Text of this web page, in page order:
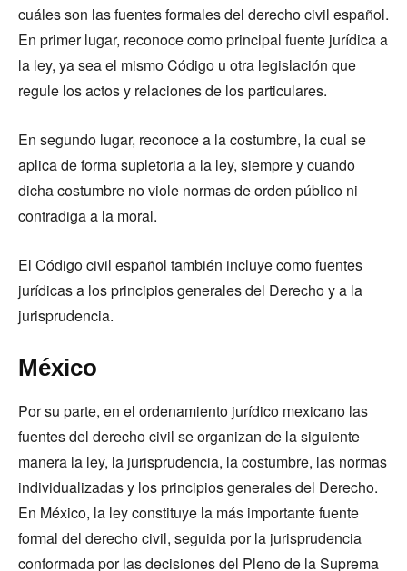
cuáles son las fuentes formales del derecho civil español.
En primer lugar, reconoce como principal fuente jurídica a
la ley, ya sea el mismo Código u otra legislación que
regule los actos y relaciones de los particulares.
En segundo lugar, reconoce a la costumbre, la cual se
aplica de forma supletoria a la ley, siempre y cuando
dicha costumbre no viole normas de orden público ni
contradiga a la moral.
El Código civil español también incluye como fuentes
jurídicas a los principios generales del Derecho y a la
jurisprudencia.
México
Por su parte, en el ordenamiento jurídico mexicano las
fuentes del derecho civil se organizan de la siguiente
manera la ley, la jurisprudencia, la costumbre, las normas
individualizadas y los principios generales del Derecho.
En México, la ley constituye la más importante fuente
formal del derecho civil, seguida por la jurisprudencia
conformada por las decisiones del Pleno de la Suprema